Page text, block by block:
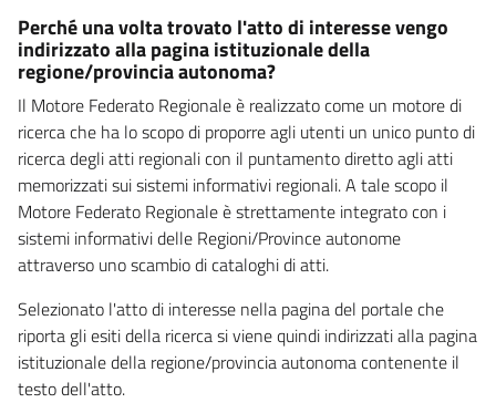
Perché una volta trovato l'atto di interesse vengo
indirizzato alla pagina istituzionale della
regione/provincia autonoma?
Il Motore Federato Regionale è realizzato come un motore di
ricerca che ha lo scopo di proporre agli utenti un unico punto di
ricerca degli atti regionali con il puntamento diretto agli atti
memorizzati sui sistemi informativi regionali. A tale scopo il
Motore Federato Regionale è strettamente integrato con i
sistemi informativi delle Regioni/Province autonome
attraverso uno scambio di cataloghi di atti.
Selezionato l'atto di interesse nella pagina del portale che
riporta gli esiti della ricerca si viene quindi indirizzati alla pagina
istituzionale della regione/provincia autonoma contenente il
testo dell'atto.